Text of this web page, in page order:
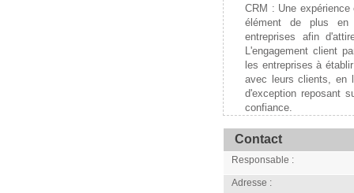
CRM : Une
élément de plus en
entreprises afin
L'engagement client
les entreprises à
avec leurs clients, en
d'exception reposant
confiance.
Contact
Responsable :
Adresse :